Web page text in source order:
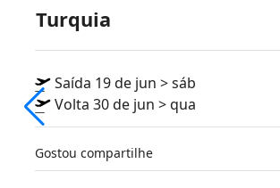
Turquia
Saída 19 de jun > sáb
Volta 30 de jun > qua
Gostou compartilhe